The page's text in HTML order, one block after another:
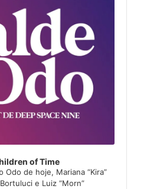
of Time
Odo de hoje, Mariana “Kira”
e Luiz “Morn”